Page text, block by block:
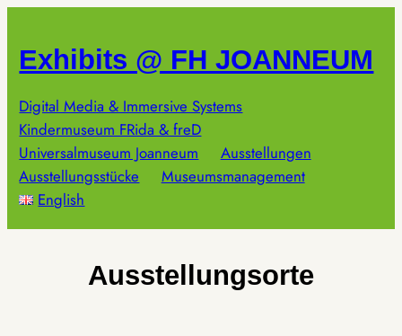
springen
Exhibits @ FH JOANNEUM
Digital Media & Immersive Systems
Kindermuseum FRida & freD
Universalmuseum Joanneum
Ausstellungen
Ausstellungsstücke
Museumsmanagement
English
Ausstellungsorte